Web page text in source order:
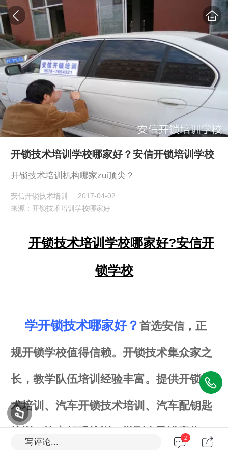
开锁技术培训学校哪家好？安信开锁培训学校
开锁技术培训机构哪家zui顶尖？
安信开锁技术培训
2017-04-02
来源：开锁技术培训学校哪家好
开锁技术培训学校哪家好?安信开
锁学校
学开锁技术哪家好？ 首选安信，正
规开锁学校值得信赖。开锁技术集众家之
长，教学队伍培训经验丰富。提供开锁技
术培训、汽车开锁技术培训、汽车配钥匙
培训、汽车解码培训。学到自己满意为
写评论... 2